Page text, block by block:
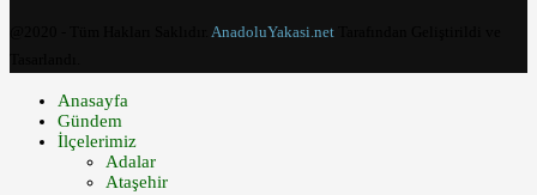
AnadoluYakasi.net
Anasayfa
Gündem
İlçelerimiz
Adalar
Ataşehir